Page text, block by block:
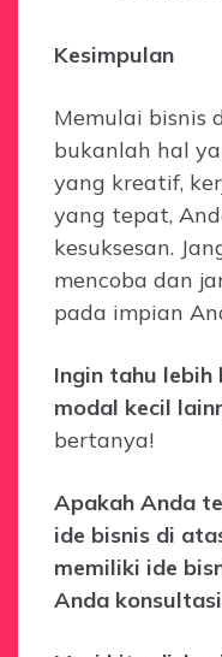
Kesimpulan
Memulai bisnis
bukanlah hal
yang kreatif,
yang tepat,
kesuksesan.
mencoba dan
pada impian
Ingin tahu lebih
modal kecil
bertanya!
Apakah Anda
ide bisnis di
memiliki ide
Anda